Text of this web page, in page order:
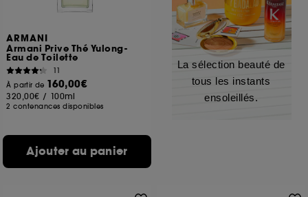
ARMANI
Armani Prive Thé Yulong-
Eau de Toilette
11
À partir de 160,00€
320,00€ / 100ml
2 contenances disponibles
Ajouter au panier
La sélection beauté de
tous les instants
ensoleillés.